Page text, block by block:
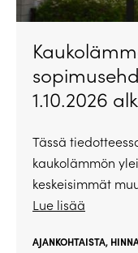
1.10.2026
Tässä
kaukolämmön
keskeisimmät
Lue lisää
AJANKOHTAISTA,